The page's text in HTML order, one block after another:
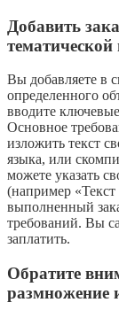
Добавить
тематической
Вы добавляете в
определенного
вводите
Основное
изложить текст
языка, или
можете указать
(например
выполненный
требований. Вы
заплатить.
Обратите
размножение